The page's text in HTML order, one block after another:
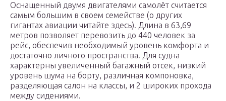
Оснащенный двумя двигателями самолёт считается
самым большим в своем семействе (о других
гигантах авиации читайте здесь). Длина в 63,69
метров позволяет перевозить до 440 человек за
рейс, обеспечив необходимый уровень комфорта и
достаточно личного пространства. Для судна
характерны увеличенный багажный отсек, низкий
уровень шума на борту, различная компоновка,
разделяющая салон на классы, и 2 широких прохода
между сидениями.